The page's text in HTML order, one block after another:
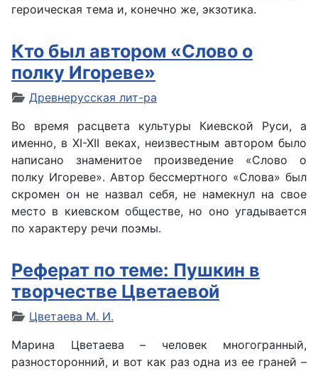
героическая тема и, конечно же, экзотика.
Кто был автором «Слово о
полку Игореве»
Древнерусская лит-ра
Во время расцвета культуры Киевской Руси, а
именно, в XI-XII веках, неизвестным автором было
написано знаменитое произведение «Слово о
полку Игореве». Автор бессмертного «Слова» был
скромен он не назвал себя, не намекнул на свое
место в киевском обществе, но оно угадывается
по характеру речи поэмы.
Реферат по теме: Пушкин в
творчестве Цветаевой
Цветаева М. И.
Марина Цветаева – человек многогранный,
разносторонний, и вот как раз одна из ее граней –